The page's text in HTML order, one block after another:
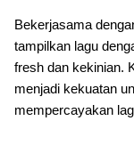
Bekerjasama
tampilkan lagu
fresh dan kekinian.
menjadi kekuatan
mempercayakan